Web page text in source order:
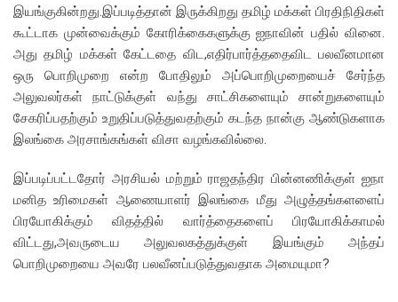
இயங்குகின்றது.இப்படித்தான் இருக்கிறது தமிழ் மக்கள் பிரதிநிதிகள்
கூட்டாக முன்வைக்கும் கோரிக்கைகளுக்கு ஐநாவின் பதில் வினை.
அது தமிழ் மக்கள் கேட்டதை விட,எதிர்பார்த்ததைவிட பலவீனமான
ஒரு பொறிமுறை என்ற போதிலும் அப்பொறிமுறையைச் சேர்ந்த
அலுவலர்கள் நாட்டுக்குள் வந்து சாட்சிகளையும் சான்றுகளையும்
சேகரிப்பதற்கும் உறுதிப்படுத்துவதற்கும் கடந்த நான்கு ஆண்டுகளாக
இலங்கை அரசாங்கங்கள் விசா வழங்கவில்லை.
இப்படிப்பட்டதோர் அரசியல் மற்றும் ராஜதந்திர பின்னணிக்குள் ஐநா
மனித உரிமைகள் ஆணையாளர் இலங்கை மீது அழுத்தங்களளைப்
பிரயோகிக்கும் விதத்தில் வார்த்தைகளைப் பிரயோகிக்காமல்
விட்டது,அவருடைய அலுவலகத்துக்குள் இயங்கும் அந்தப்
பொறிமுறையை அவரே பலவீனப்படுத்துவதாக அமையுமா?